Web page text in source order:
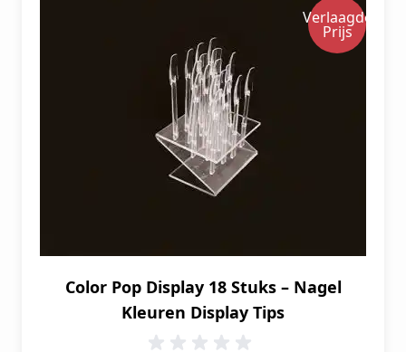
Color Pop Display 18 Stuks – Nagel
Kleuren Display Tips
Verlaagde
Prijs